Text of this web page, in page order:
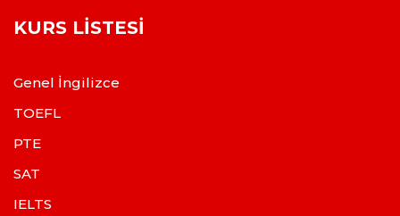
KURS LISTESI
Genel İngilizce
TOEFL
PTE
SAT
IELTS